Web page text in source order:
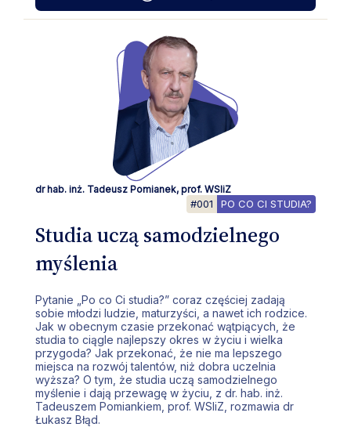
dr hab. inż. Tadeusz Pomianek, prof. WSIiZ
PO CO CI STUDIA?
#001
Studia uczą samodzielnego
myślenia
Pytanie „Po co Ci studia?” coraz częściej zadają
sobie młodzi ludzie, maturzyści, a nawet ich rodzice.
Jak w obecnym czasie przekonać wątpiących, że
studia to ciągle najlepszy okres w życiu i wielka
przygoda? Jak przekonać, że nie ma lepszego
miejsca na rozwój talentów, niż dobra uczelnia
wyższa? O tym, że studia uczą samodzielnego
myślenie i dają przewagę w życiu, z dr. hab. inż.
Tadeuszem Pomiankiem, prof. WSIiZ, rozmawia dr
Łukasz Błąd.